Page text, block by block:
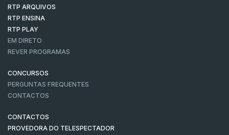
RTP ARQUIVOS
RTP ENSINA
RTP PLAY
EM DIRETO
REVER PROGRAMAS
CONCURSOS
PERGUNTAS FREQUENTES
CONTACTOS
CONTACTOS
PROVEDORA DO TELESPECTADOR